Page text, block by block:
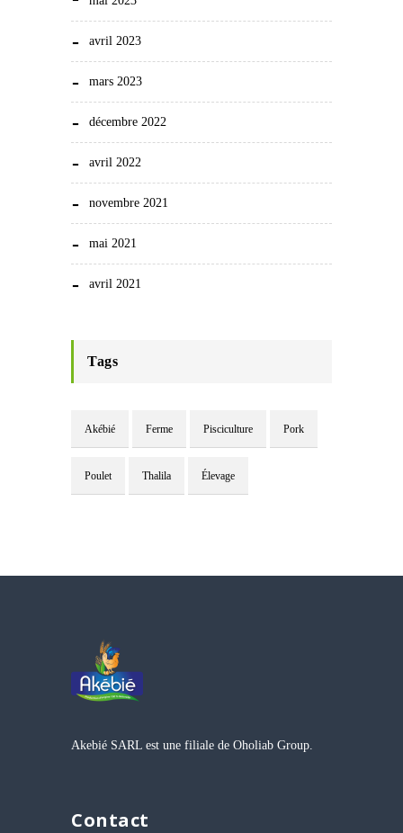
avril 2023
mars 2023
décembre 2022
avril 2022
novembre 2021
mai 2021
avril 2021
Tags
Akébié Ferme Pisciculture Pork
Poulet Thalila Élevage
Akebié SARL est une filiale de Oholiab Group.
Contact